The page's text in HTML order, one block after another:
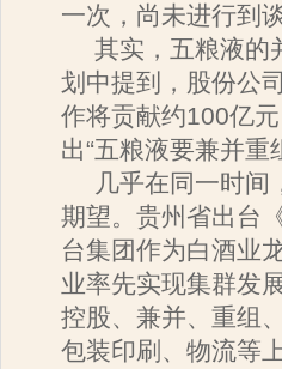
一次，尚未进行到
其实，五粮液的
划中提到，股份公
作将贡献约100亿
出“五粮液要兼并
几乎在同一时间
期望。贵州省出台
台集团作为白酒业
业率先实现集群发
控股、兼并、重组
包装印刷、物流等